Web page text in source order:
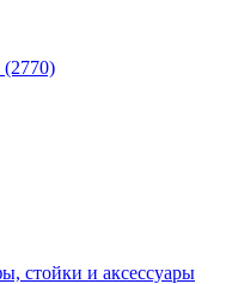
(2770)
стойки и аксессуары